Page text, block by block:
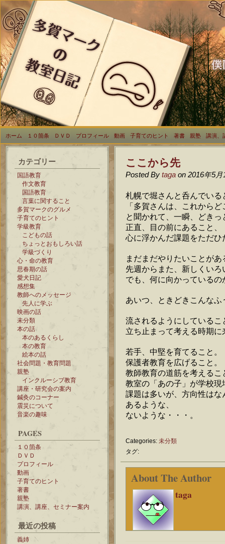
ホーム １０箇条 ＤＶＤ プロフィール 動画 子育てのヒント 著書 親塾 講演、
カテゴリー
国語教育
作文教育
国語教育
言葉に関すること
多賀マークのグルメ
子育てのヒント
学級教育
こどもの話
ちょっとおもしろい話
学級づくり
心・命の教育
思春期の話
愛犬日記
感想集
教師へのメッセージ
先人に学ぶ
映画の話
未分類
本の話
本のあるくらし
本の教育
絵本の話
社会問題・教育問題
親塾
インクルーシブ教育
講座・研究会の案内
鍼灸のコーナー
震災について
音楽の趣味
PAGES
１０箇条
ＤＶＤ
プロフィール
動画
子育てのヒント
著書
親塾
講演、講座、セミナー案内
最近の投稿
義姉
ここから先
Posted By taga on 2016年5月
札幌で堀さんと呑んでいる
「多賀さんは、これから
と聞かれて、一瞬、どきっ
正直、目の前にあること、
心に浮かんだ課題をただ
まだまだやりたいことがあ
先週からまた、新しくい
でも、何に向かっている
あいつ、ときどきこんな
流されるようにしているこ
立ち止まって考える時期
若手、中堅を育てること。
保護者教育を広げること。
教師教育の道筋を考えるこ
教室の「あの子」が学校
課題は多いが、方向性はな
あるような、
ないような・・・。
Categories: 未分類
タグ:
About The Author
taga